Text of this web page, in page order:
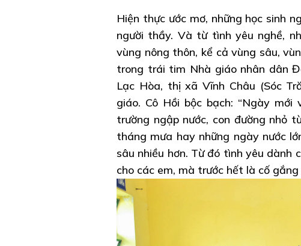
Hiện thực ước mơ, những học sinh
người thầy. Và từ tình yêu nghề,
vùng nông thôn, kể cả vùng sâu,
trong trái tim Nhà giáo nhân dân
Lạc Hòa, thị xã Vĩnh Châu (Sóc
giáo. Cô Hồi bộc bạch: “Ngày
trường ngập nước, con đường nhỏ
tháng mưa hay những ngày nước
sâu nhiều hơn. Từ đó tình yêu dành
cho các em, mà trước hết là cố